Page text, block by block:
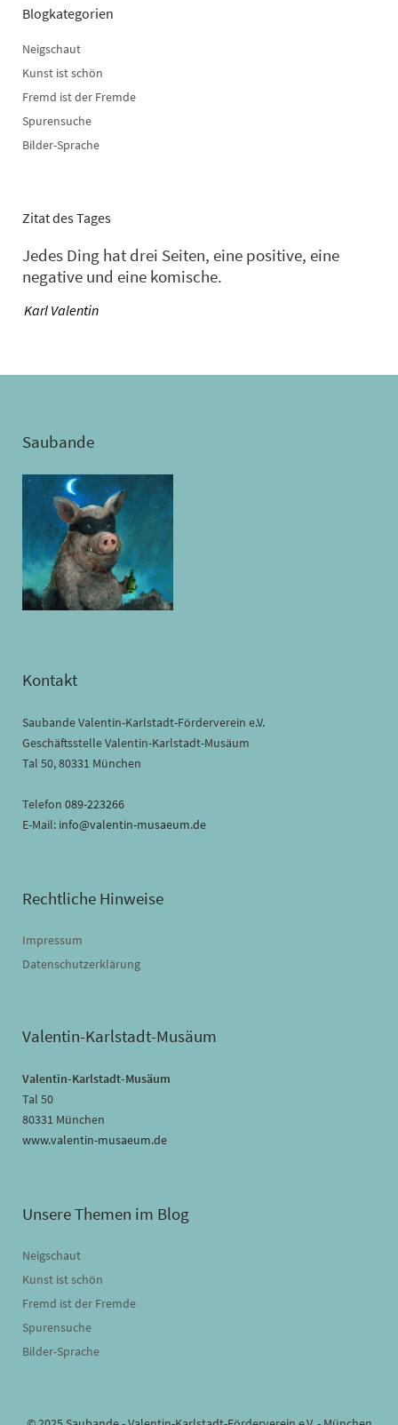
Blogkategorien
Neigschaut
Kunst ist schön
Fremd ist der Fremde
Spurensuche
Bilder-Sprache
Zitat des Tages
Jedes Ding hat drei Seiten, eine positive, eine
negative und eine komische.
—
Karl Valentin
Saubande
Kontakt
Saubande Valentin-Karlstadt-Förderverein e.V.
Geschäftsstelle Valentin-Karlstadt-Musäum
Tal 50, 80331 München
Telefon 089-223266
E-Mail: info@valentin-musaeum.de
Rechtliche Hinweise
Impressum
Datenschutzerklärung
Valentin-Karlstadt-Musäum
Valentin-Karlstadt-Musäum
Tal 50
80331 München
www.valentin-musaeum.de
Unsere Themen im Blog
Neigschaut
Kunst ist schön
Fremd ist der Fremde
Spurensuche
Bilder-Sprache